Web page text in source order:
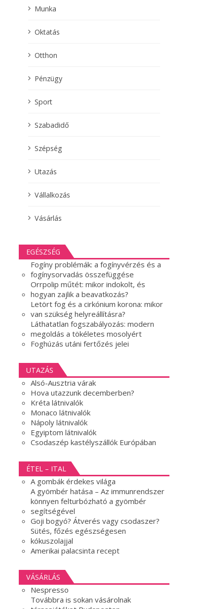
Munka
Oktatás
Otthon
Pénzügy
Sport
Szabadidő
Szépség
Utazás
Vállalkozás
Vásárlás
EGÉSZSÉG
Fogíny problémák: a fogínyvérzés és a
fogínysorvadás összefüggése
Orrpolip műtét: mikor indokolt, és
hogyan zajlik a beavatkozás?
Letört fog és a cirkónium korona: mikor
van szükség helyreállításra?
Láthatatlan fogszabályozás: modern
megoldás a tökéletes mosolyért
Foghúzás utáni fertőzés jelei
UTAZÁS
Alsó-Ausztria várak
Hova utazzunk decemberben?
Kréta látnivalók
Monaco látnivalók
Nápoly látnivalók
Egyiptom látnivalók
Csodaszép kastélyszállók Európában
ÉTEL – ITAL
A gombák érdekes világa
A gyömbér hatása – Az immunrendszer
könnyen felturbózható a gyömbér
segítségével
Goji bogyó? Átverés vagy csodaszer?
Sütés, főzés egészségesen
kókuszolajjal
Amerikai palacsinta recept
VÁSÁRLÁS
Nespresso
Továbbra is sokan vásárolnak